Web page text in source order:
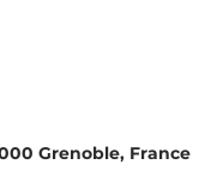
Grenoble, France